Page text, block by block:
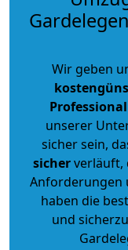
Wir geben
unserer
sicher sein,
sicherverläuft,
Anforderungen
haben die
und